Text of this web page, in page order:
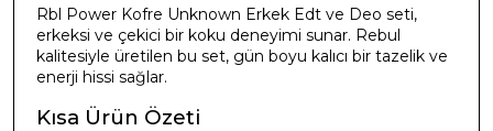
Rbl Power Kofre Unknown Erkek Edt ve Deo seti,
erkeksi ve çekici bir koku deneyimi sunar. Rebul
kalitesiyle üretilen bu set, gün boyu kalıcı bir tazelik ve
enerji hissi sağlar.
Kısa Ürün Özeti